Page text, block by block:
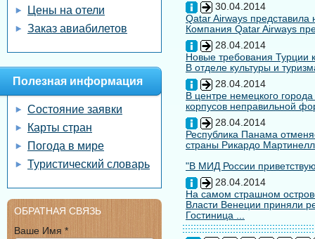
30.04.2014
Qatar Airways
Компания Qatar Airways
28.04.2014
Новые требования Турции
В отделе культуры и
28.04.2014
В центре немецкого
корпусов неправильной
28.04.2014
Республика Панама
страны Рикардо
"В МИД России
28.04.2014
На самом страшном
Власти Венеции приняли
Гостиница ...
Цены на отели
Заказ авиабилетов
Полезная информация
Состояние заявки
Карты стран
Погода в мире
Туристический словарь
ОБРАТНАЯ СВЯЗЬ
Ваше Имя *